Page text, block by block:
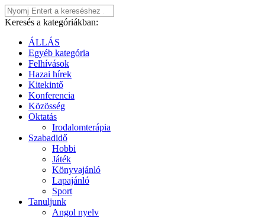
Keresés a kategóriákban:
ÁLLÁS
Egyéb kategória
Felhívások
Hazai hírek
Kitekintő
Konferencia
Közösség
Oktatás
Irodalomterápia
Szabadidő
Hobbi
Játék
Könyvajánló
Lapajánló
Sport
Tanuljunk
Angol nyelv